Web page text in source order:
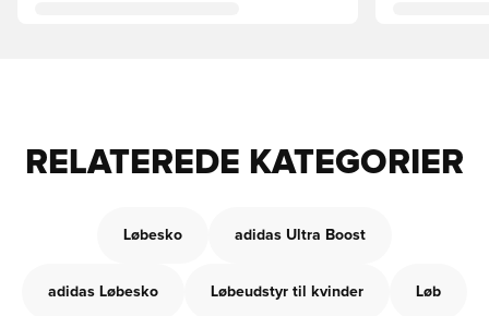
RELATEREDE KATEGORIER
Løbesko adidas Ultra Boost
adidas Løbesko Løbeudstyr til kvinder Løb